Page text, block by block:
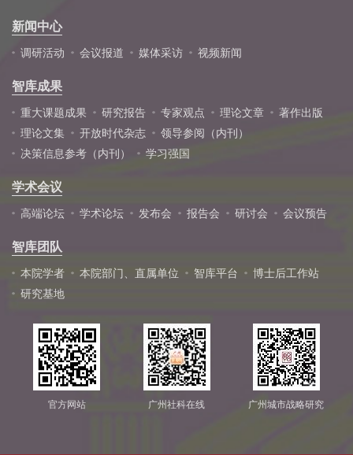
新闻中心
调研活动 会议报道 媒体采访 视频新闻
智库成果
重大课题成果 研究报告 专家观点 理论文章
著作出版
理论文集
开放时代杂志
领导参阅（内刊）
决策信息参考（内刊）
学习强国
学术会议
高端论坛 学术论坛 发布会 报告会 研讨会 会议预告
智库团队
本院学者 本院部门、直属单位 智库平台
博士后工作站
研究基地
官方网站 广州社科在线 广州城市战略研究